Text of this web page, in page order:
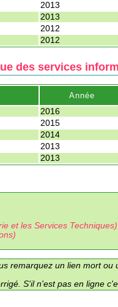
2013
2013
2012
2012
des services
Année
2016
2015
2014
2013
2013
et les Services Techniques)
remarquez un lien mort
S'il n'est pas en ligne